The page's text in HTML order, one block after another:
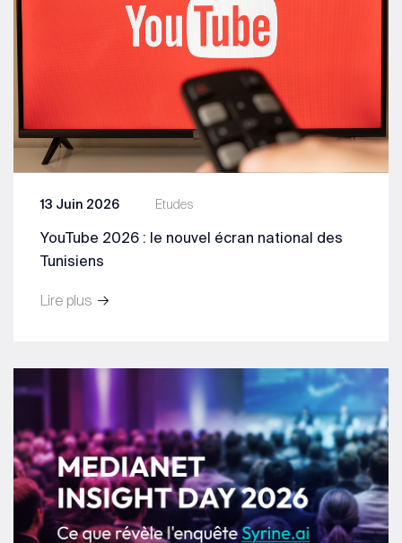
Etudes
13 Juin 2026
YouTube 2026 : le nouvel écran national des
Tunisiens
Lire plus